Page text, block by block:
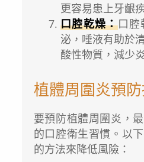
更容易患上牙齦
口腔乾燥：口腔
泌，唾液有助於
酸性物質，減少
植體周圍炎預
要預防植體周圍炎，
的口腔衛生習慣。以
的方法來降低風險：